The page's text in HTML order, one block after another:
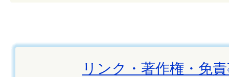
リンク・著作権・免